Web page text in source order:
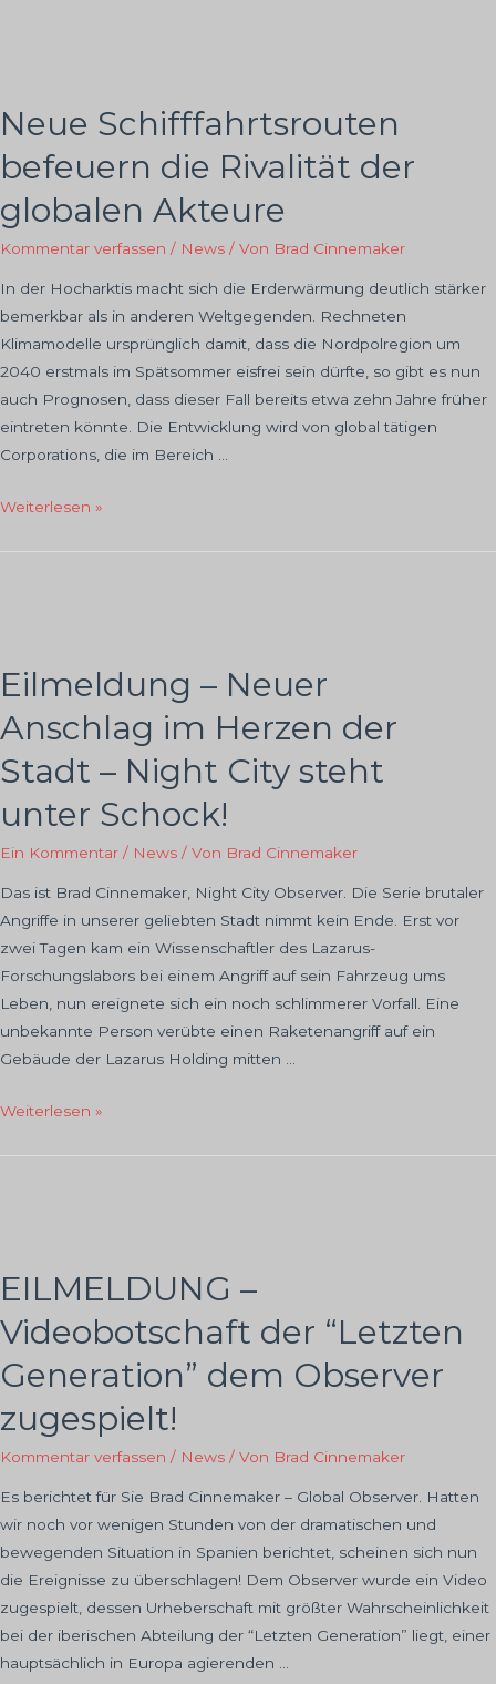
Neue Schifffahrtsrouten
befeuern die Rivalität der
globalen Akteure
Kommentar verfassen / News / Von Brad Cinnemaker
In der Hocharktis macht sich die Erderwärmung deutlich stärker
bemerkbar als in anderen Weltgegenden. Rechneten
Klimamodelle ursprünglich damit, dass die Nordpolregion um
2040 erstmals im Spätsommer eisfrei sein dürfte, so gibt es nun
auch Prognosen, dass dieser Fall bereits etwa zehn Jahre früher
eintreten könnte. Die Entwicklung wird von global tätigen
Corporations, die im Bereich …
Neue
globalen
Akteure
Weiterlesen »
Eilmeldung – Neuer
Anschlag im Herzen der
Stadt – Night City steht
unter Schock!
Ein Kommentar / News / Von Brad Cinnemaker
Das ist Brad Cinnemaker, Night City Observer. Die Serie brutaler
Angriffe in unserer geliebten Stadt nimmt kein Ende. Erst vor
zwei Tagen kam ein Wissenschaftler des Lazarus-
Forschungslabors bei einem Angriff auf sein Fahrzeug ums
Leben, nun ereignete sich ein noch schlimmerer Vorfall. Eine
unbekannte Person verübte einen Raketenangriff auf ein
Gebäude der Lazarus Holding mitten …
Eilmeldung
der
Stadt
–
City
steht
Weiterlesen »
EILMELDUNG –
Videobotschaft der “Letzten
Generation” dem Observer
zugespielt!
Kommentar verfassen / News / Von Brad Cinnemaker
Es berichtet für Sie Brad Cinnemaker – Global Observer. Hatten
wir noch vor wenigen Stunden von der dramatischen und
bewegenden Situation in Spanien berichtet, scheinen sich nun
die Ereignisse zu überschlagen! Dem Observer wurde ein Video
zugespielt, dessen Urheberschaft mit größter Wahrscheinlichkeit
bei der iberischen Abteilung der “Letzten Generation” liegt, einer
hauptsächlich in Europa agierenden …